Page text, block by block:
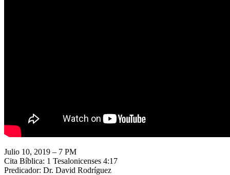
Julio 10, 2019 – 7 PM
Cita Bíblica: 1 Tesalonicenses 4:17
Predicador: Dr. David Rodríguez